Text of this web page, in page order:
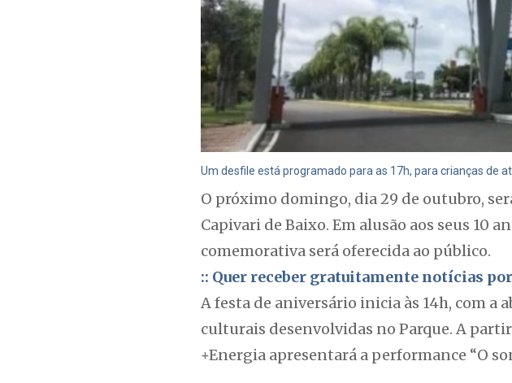
Um desfile está programado para as 17h, para crianças de
O próximo domingo, dia 29 de outubro,
Capivari de Baixo. Em alusão aos seus 10
comemorativa será oferecida ao público.
:: Quer receber gratuitamente notícias
A festa de aniversário inicia às 14h, com a
culturais desenvolvidas no Parque. A
+Energia apresentará a performance “O